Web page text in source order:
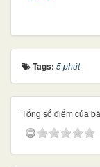
Tags: 5 phút
Tổng số điểm của